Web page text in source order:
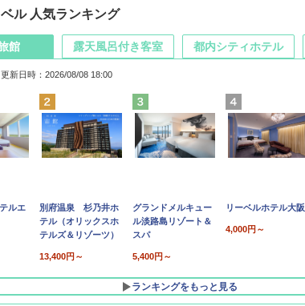
ル 人気ランキング
館
更新日時：2026/08/08 18:00
ルエ
別府温泉 杉乃井ホ
テル（オリックスホ
テルズ＆リゾーツ）
13,400円～
グランドメルキュー
ル淡路島リゾート＆
スパ
5,400円～
リーベルホテル大阪
4,000円～
ランキングをもっと見る
露天風呂付き客室 都内シティホテル